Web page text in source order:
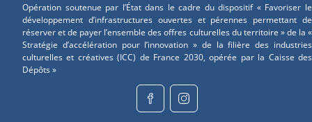
Opération soutenue par l’État dans le cadre du dispositif « Favoriser le
développement d’infrastructures ouvertes et pérennes permettant de
réserver et de payer l’ensemble des offres culturelles du territoire » de la «
Stratégie d’accélération pour l’innovation » de la filière des industries
culturelles et créatives (ICC) de France 2030, opérée par la Caisse des
Dépôts »